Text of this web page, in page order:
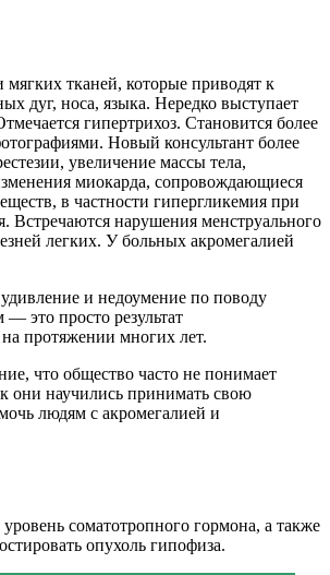
мягких тканей, которые приводят к
дуг, носа, языка. Нередко выступает
гипертрихоз. Становится более
Новый консультант более
увеличение массы тела,
миокарда, сопровождающиеся
в частности гипергликемия при
Встречаются нарушения менструального
легких. У больных акромегалией
и недоумение по поводу
это просто результат
на протяжении многих лет.
что общество часто не понимает
они научились принимать свою
людям с акромегалией и
соматотропного гормона, а также
опухоль гипофиза.